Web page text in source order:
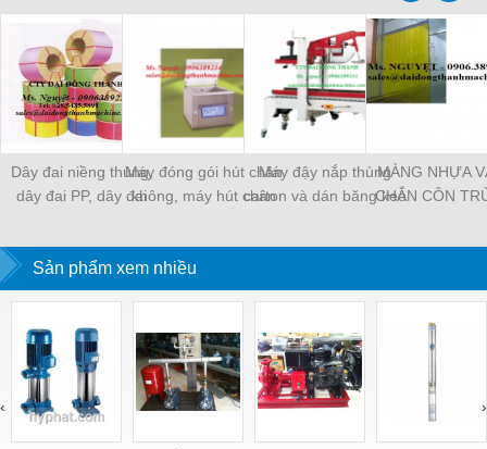
Dây đai niềng thùng,
dây đai PP, dây đai
Máy đóng gói hút chân
không, máy hút chân
Máy đậy nắp thùng
carton và dán băng keo
MÀNG NHỰA
CHẮN CÔN
KHO LẠNH,
Sản phẩm xem nhiều
‹ ›